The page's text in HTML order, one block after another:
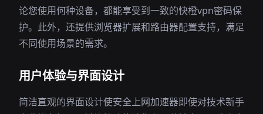
论您使用何种设备，都能享受到一致的快橙vpn密码保
护。此外，还提供浏览器扩展和路由器配置支持，满足
不同使用场景的需求。
用户体验与界面设计
简洁直观的界面设计使安全上网加速器即使对技术新手